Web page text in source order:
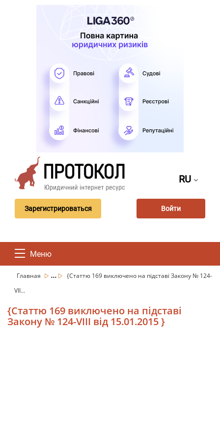
RU
Зарегистрироваться Войти
Меню
Главная ...
{Статтю 169 виключено на підставі Закону № 124-
VII...
{Статтю 169 виключено на підставі
Закону № 124-VIII від 15.01.2015 }